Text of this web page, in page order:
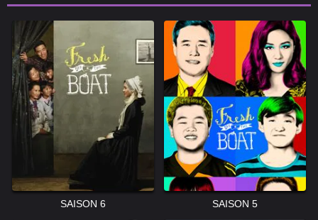
SAISON 6 SAISON 5